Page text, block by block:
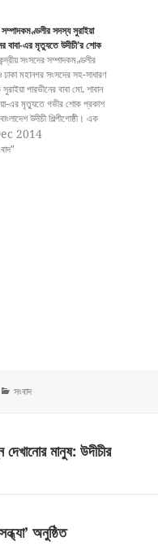
সম্পাদকমণ্ডলীর সদস্য সুরাইয়া
বাবা-এর মৃত্যুতে উদীচী’র শোক
সংসদের সম্পাদকমণ্ডলীর
মহানগর সংসদের সহ-সাধারণ
পারভীনের বাবা মো. শাবান
এর মৃত্যুতে গভীর শোক প্রকাশ
উদীচী শিল্পীগোষ্ঠী। এক
উদীচী’র কেন্দ্রীয় সংসদের
লোহানী ও সাধারণ সম্পাদক
2014
Categories
সংবাদ
মানুষ: উদীচীর
অনুষ্ঠিত